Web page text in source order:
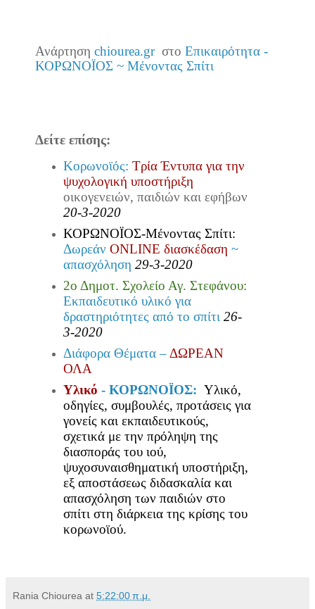
Ανάρτηση chiourea.gr στο Επικαιρότητα -
ΚΟΡΩΝΟΪΟΣ ~ Μένοντας Σπίτι
Δείτε επίσης:
Κορωνοϊός: Τρία Έντυπα για την
ψυχολογική υποστήριξη
οικογενειών, παιδιών και εφήβων
20-3-2020
ΚΟΡΩΝΟΪΟΣ-Μένοντας Σπίτι:
Δωρεάν ONLINE διασκέδαση ~
απασχόληση 29-3-2020
2ο Δημοτ. Σχολείο Αγ. Στεφάνου:
Εκπαιδευτικό υλικό για
δραστηριότητες από το σπίτι 26-
3-2020
Διάφορα Θέματα –ΔΩΡΕΑΝ
ΟΛΑ
Υλικό - ΚΟΡΩΝΟΪΟΣ: Υλικό,
οδηγίες, συμβουλές, προτάσεις για
γονείς και εκπαιδευτικούς,
σχετικά με την πρόληψη της
διασποράς του ιού,
ψυχοσυναισθηματική υποστήριξη,
εξ αποστάσεως διδασκαλία και
απασχόληση των παιδιών στο
σπίτι στη διάρκεια της κρίσης του
κορωνοϊού.
Rania Chiourea at 5:22:00 π.μ.